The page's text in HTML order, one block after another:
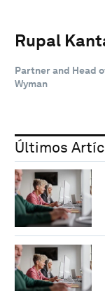
Rupal
Partner and Head
Wyman
Últimos